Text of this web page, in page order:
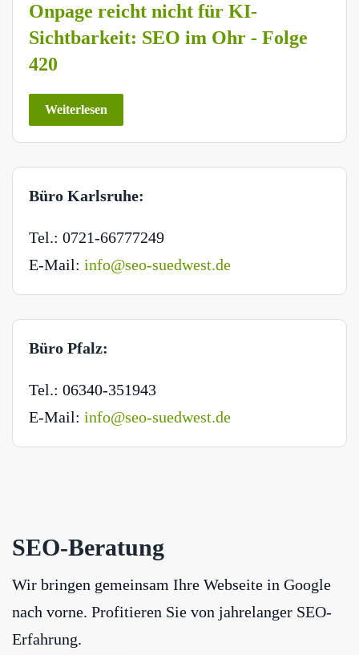
Onpage reicht nicht für KI-
Sichtbarkeit: SEO im Ohr - Folge
420
Weiterlesen
Büro Karlsruhe:
Tel.: 0721-66777249
E-Mail: info@seo-suedwest.de
Büro Pfalz:
Tel.: 06340-351943
E-Mail: info@seo-suedwest.de
SEO-Beratung
Wir bringen gemeinsam Ihre Webseite in Google
nach vorne. Profitieren Sie von jahrelanger SEO-
Erfahrung.